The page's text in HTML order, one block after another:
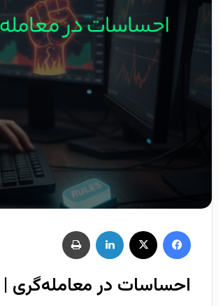
احساسات در معامله‌گری